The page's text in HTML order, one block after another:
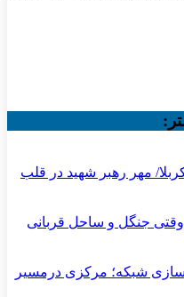
مهر رهبر شهید در قلب
جنگل و ساحل قربانی
شبکه؛ مرکزی درمسیر